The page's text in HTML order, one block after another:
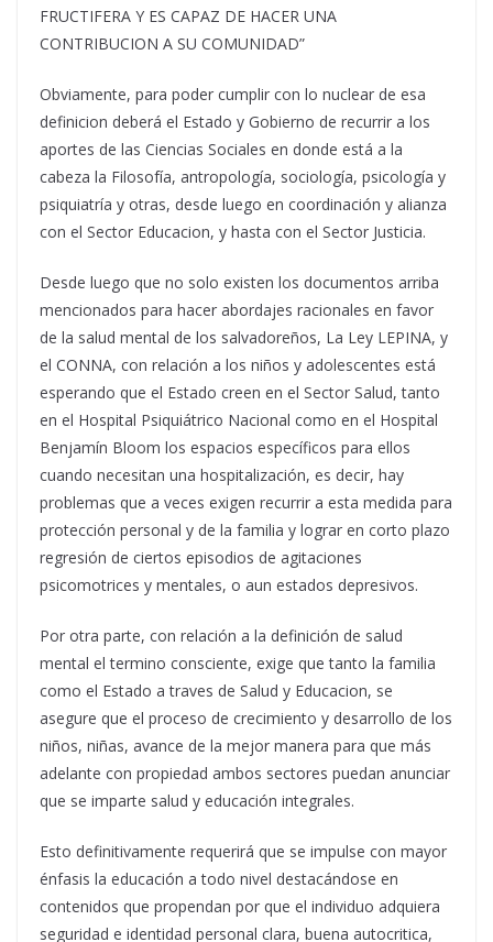
FRUCTIFERA Y ES CAPAZ DE HACER UNA
CONTRIBUCION A SU COMUNIDAD”
Obviamente, para poder cumplir con lo nuclear de esa
definicion deberá el Estado y Gobierno de recurrir a los
aportes de las Ciencias Sociales en donde está a la
cabeza la Filosofía, antropología, sociología, psicología y
psiquiatría y otras, desde luego en coordinación y alianza
con el Sector Educacion, y hasta con el Sector Justicia.
Desde luego que no solo existen los documentos arriba
mencionados para hacer abordajes racionales en favor
de la salud mental de los salvadoreños, La Ley LEPINA, y
el CONNA, con relación a los niños y adolescentes está
esperando que el Estado creen en el Sector Salud, tanto
en el Hospital Psiquiátrico Nacional como en el Hospital
Benjamín Bloom los espacios específicos para ellos
cuando necesitan una hospitalización, es decir, hay
problemas que a veces exigen recurrir a esta medida para
protección personal y de la familia y lograr en corto plazo
regresión de ciertos episodios de agitaciones
psicomotrices y mentales, o aun estados depresivos.
Por otra parte, con relación a la definición de salud
mental el termino consciente, exige que tanto la familia
como el Estado a traves de Salud y Educacion, se
asegure que el proceso de crecimiento y desarrollo de los
niños, niñas, avance de la mejor manera para que más
adelante con propiedad ambos sectores puedan anunciar
que se imparte salud y educación integrales.
Esto definitivamente requerirá que se impulse con mayor
énfasis la educación a todo nivel destacándose en
contenidos que propendan por que el individuo adquiera
seguridad e identidad personal clara, buena autocritica,